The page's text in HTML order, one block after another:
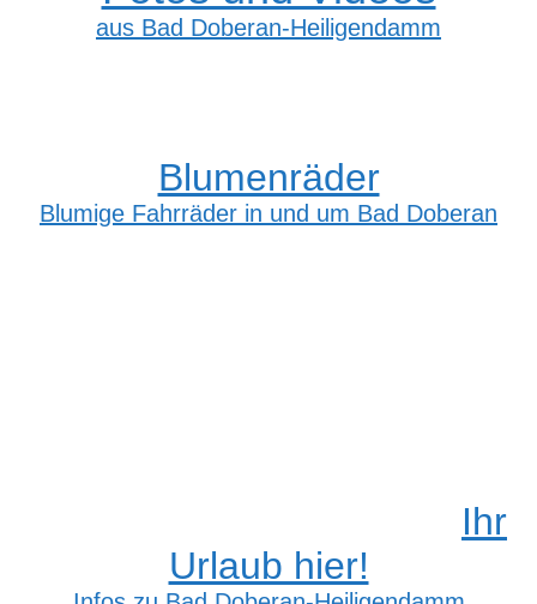
aus Bad Doberan-Heiligendamm
Blumenräder
Blumige Fahrräder in und um Bad Doberan
Ihr
Urlaub hier!